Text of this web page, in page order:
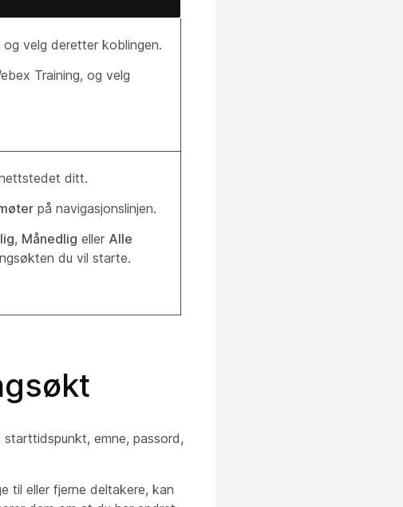
velg deretter koblingen.
Training, og velg
ditt.
på navigasjonslinjen.
, Månedlig eller Alle
du vil starte.
emne, passord,
til eller fjerne deltakere, kan